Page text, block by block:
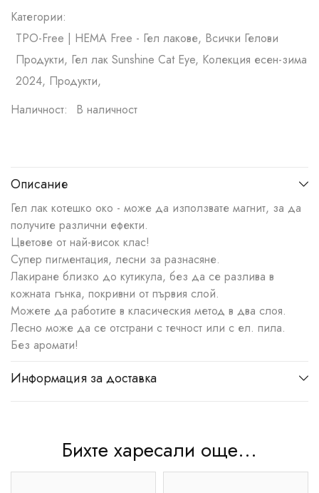
Категории:
TPO-Free | HEMA Free - Гел лакове, Всички Гелови
Продукти, Гел лак Sunshine Cat Eye, Колекция есен-зима
2024, Продукти,
Наличност:
В наличност
Описание
Гел лак котешко око - може да използвате магнит, за да
получите различни ефекти.
Цветове от най-висок клас!
Супер пигментация, лесни за разнасяне.
Лакиране близко до кутикула, без да се разлива в
кожната гънка, покривни от първия слой.
Можете да работите в класическия метод в два слоя.
Лесно може да се отстрани с течност или с ел. пила.
Без аромати!
Информация за доставка
Бихте харесали още...